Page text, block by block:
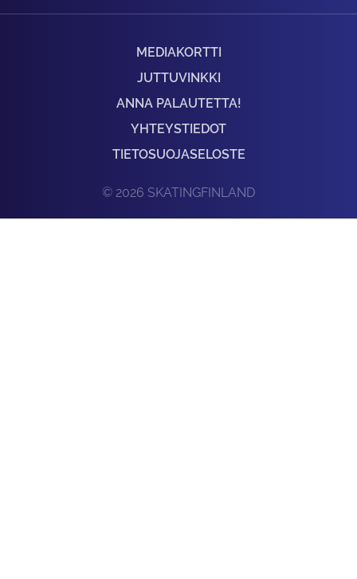
MEDIAKORTTI
JUTTUVINKKI
ANNA PALAUTETTA!
YHTEYSTIEDOT
TIETOSUOJASELOSTE
© 2026 SKATINGFINLAND